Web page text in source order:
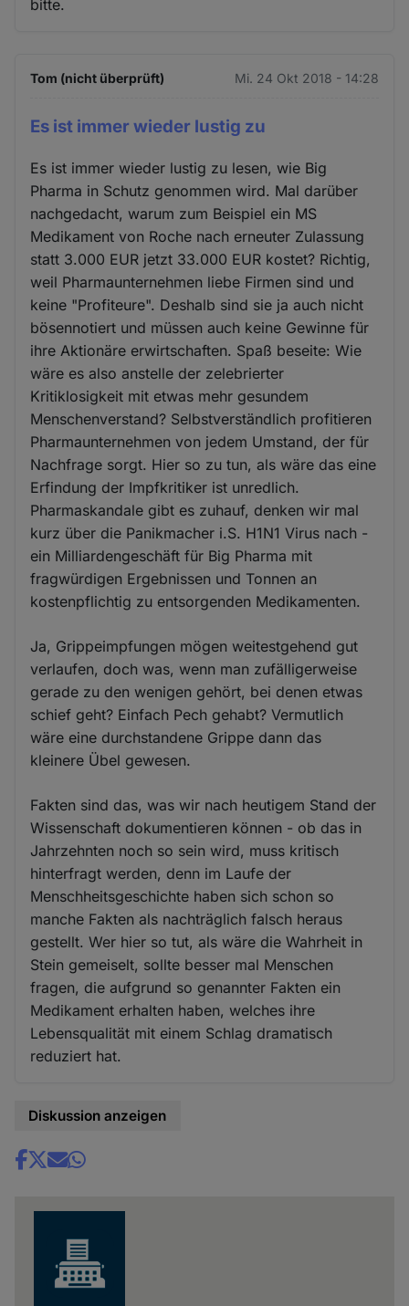
bitte.
Tom (nicht überprüft) Mi. 24 Okt 2018 - 14:28
Es ist immer wieder lustig zu
Es ist immer wieder lustig zu lesen, wie Big
Pharma in Schutz genommen wird. Mal darüber
nachgedacht, warum zum Beispiel ein MS
Medikament von Roche nach erneuter Zulassung
statt 3.000 EUR jetzt 33.000 EUR kostet? Richtig,
weil Pharmaunternehmen liebe Firmen sind und
keine "Profiteure". Deshalb sind sie ja auch nicht
bösennotiert und müssen auch keine Gewinne für
ihre Aktionäre erwirtschaften. Spaß beseite: Wie
wäre es also anstelle der zelebrierter
Kritiklosigkeit mit etwas mehr gesundem
Menschenverstand? Selbstverständlich profitieren
Pharmaunternehmen von jedem Umstand, der für
Nachfrage sorgt. Hier so zu tun, als wäre das eine
Erfindung der Impfkritiker ist unredlich.
Pharmaskandale gibt es zuhauf, denken wir mal
kurz über die Panikmacher i.S. H1N1 Virus nach -
ein Milliardengeschäft für Big Pharma mit
fragwürdigen Ergebnissen und Tonnen an
kostenpflichtig zu entsorgenden Medikamenten.
Ja, Grippeimpfungen mögen weitestgehend gut
verlaufen, doch was, wenn man zufälligerweise
gerade zu den wenigen gehört, bei denen etwas
schief geht? Einfach Pech gehabt? Vermutlich
wäre eine durchstandene Grippe dann das
kleinere Übel gewesen.
Fakten sind das, was wir nach heutigem Stand der
Wissenschaft dokumentieren können - ob das in
Jahrzehnten noch so sein wird, muss kritisch
hinterfragt werden, denn im Laufe der
Menschheitsgeschichte haben sich schon so
manche Fakten als nachträglich falsch heraus
gestellt. Wer hier so tut, als wäre die Wahrheit in
Stein gemeiselt, sollte besser mal Menschen
fragen, die aufgrund so genannter Fakten ein
Medikament erhalten haben, welches ihre
Lebensqualität mit einem Schlag dramatisch
reduziert hat.
Diskussion anzeigen
Share